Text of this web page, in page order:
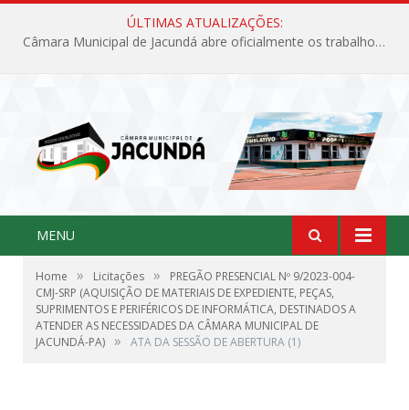
ÚLTIMAS ATUALIZAÇÕES:
Câmara Municipal de Jacundá abre oficialmente os trabalhos legislativos de 2026
MENU
Home » Licitações »
PREGÃO PRESENCIAL Nº 9/2023-004-
CMJ-SRP (AQUISIÇÃO DE MATERIAIS DE EXPEDIENTE, PEÇAS,
SUPRIMENTOS E PERIFÉRICOS DE INFORMÁTICA, DESTINADOS A
ATENDER AS NECESSIDADES DA CÂMARA MUNICIPAL DE
JACUNDÁ-PA) » ATA DA SESSÃO DE ABERTURA (1)